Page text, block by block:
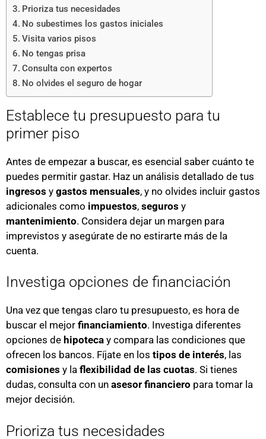
Prioriza tus necesidades
No subestimes los gastos iniciales
Visita varios pisos
No tengas prisa
Consulta con expertos
No olvides el seguro de hogar
Establece tu presupuesto para tu
primer piso
Antes de empezar a buscar, es esencial saber cuánto te
puedes permitir gastar. Haz un análisis detallado de tus
ingresos y gastos mensuales, y no olvides incluir gastos
adicionales como impuestos, seguros y
mantenimiento. Considera dejar un margen para
imprevistos y asegúrate de no estirarte más de la
cuenta.
Investiga opciones de financiación
Una vez que tengas claro tu presupuesto, es hora de
buscar el mejor financiamiento. Investiga diferentes
opciones de hipoteca y compara las condiciones que
ofrecen los bancos. Fíjate en los tipos de interés, las
comisiones y la flexibilidad de las cuotas. Si tienes
dudas, consulta con un asesor financiero para tomar la
mejor decisión.
Prioriza tus necesidades